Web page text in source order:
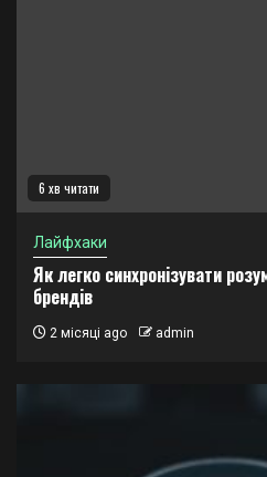
6 хв читати
Лайфхаки
Як легко синхронізувати
брендів
2 місяці ago admin